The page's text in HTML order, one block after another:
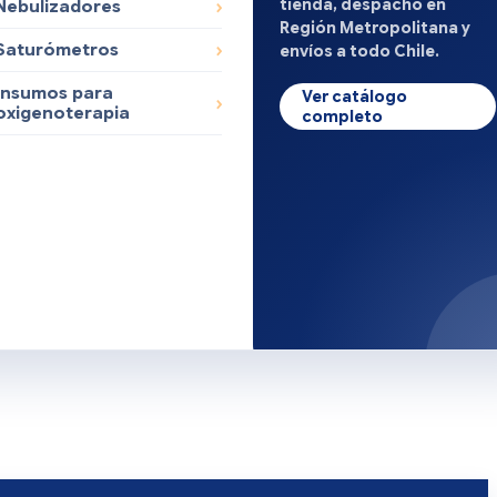
para
tienda, despacho en
Región Metropolitana y
envíos a todo Chile.
Ver catálogo
completo